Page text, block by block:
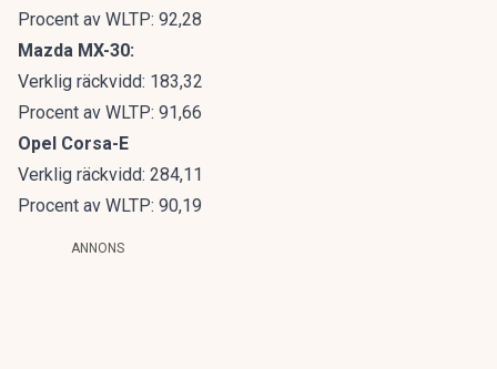
Procent av WLTP: 92,28
Mazda MX-30:
Verklig räckvidd: 183,32
Procent av WLTP: 91,66
Opel Corsa-E
Verklig räckvidd: 284,11
Procent av WLTP: 90,19
ANNONS